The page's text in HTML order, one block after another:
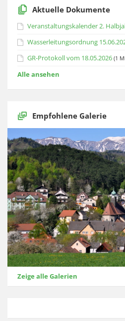
Aktuelle Dokumente
Veranstaltungskalender 2.
Wasserleitungsordnung
GR-Protokoll vom 18.05.2026 (1
Alle ansehen
Empfohlene Galerie
Zeige alle Galerien